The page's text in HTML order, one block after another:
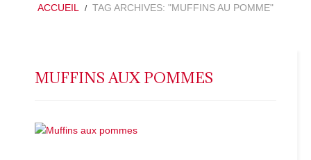
ACCUEIL TAG ARCHIVES: "MUFFINS AU POMME"
MUFFINS AUX POMMES